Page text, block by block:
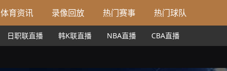
体育资讯 录像回放 热门赛事 热门球队
日职联直播 韩K联直播 NBA直播 CBA直播